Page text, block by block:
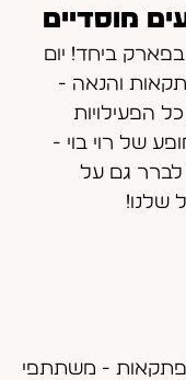
מוסדיים
ביחד! יום
והנאה -
הפעילויות
של רוי בוי -
לברר גם על
שלנו!
- משתתפי